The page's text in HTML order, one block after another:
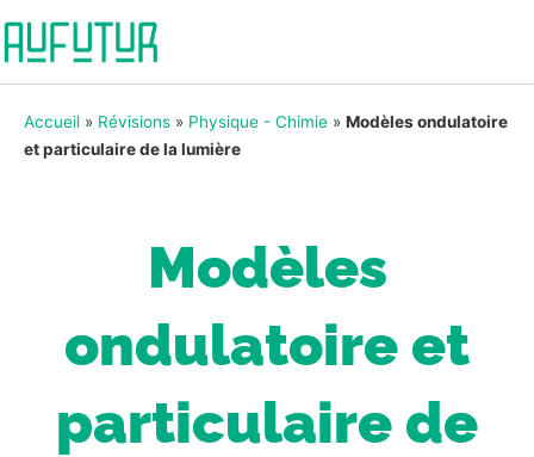
Accueil » Révisions » Physique - Chimie » Modèles ondulatoire
et particulaire de la lumière
Modèles
ondulatoire et
particulaire de